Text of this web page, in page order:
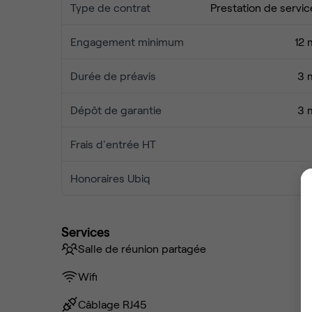
Type de contrat Prestation de
Engagement minimum 12
Durée de préavis 3
Dépôt de garantie 3
Frais d'entrée HT
Honoraires Ubiq
Services
Salle de réunion partagée
Wifi
Câblage RJ45